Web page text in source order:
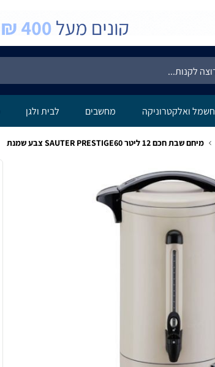
חשמל ואלקטרוניקה מחשבים לבית ולגן
מיחם שבת חכם 12 ליטר SAUTER PRESTIGE60 צבע שמנת